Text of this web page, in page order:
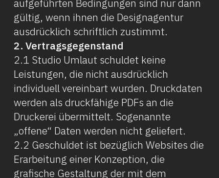
gültig, wenn ihnen die Designagentur
ausdrücklich schriftlich zustimmt.
2. Vertragsgegenstand
2.1 Studio Umlaut schuldet keine
Leistungen, die nicht ausdrücklich
individuell vereinbart wurden. Druckdaten
werden als druckfähige PDFs an die
Druckerei übermittelt. Sogenannte
„offene“ Daten werden nicht geliefert.
2.2 Geschuldet ist bezüglich Websites die
Erarbeitung einer Konzeption, die
grafische Gestaltung der mit dem